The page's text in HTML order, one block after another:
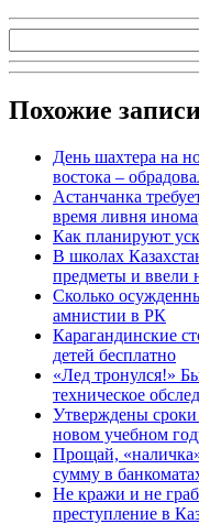
Похожие
День шахтера на
востока –
Астанчанка
время ливня
Как планируют
В школах
предметы и ввели
Сколько
амнистии в РК
Карагандинские
детей бесплатно
«Лед тронулся!»
техническое
Утверждены сроки
новом учебном
Прощай,
сумму в
Не кражи и не
преступление в